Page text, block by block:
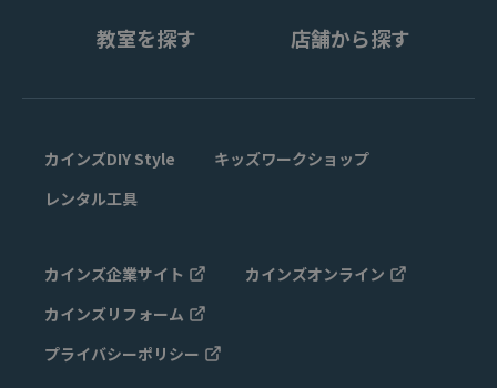
教室を探す 店舗から探す
カインズDIY Style
キッズワークショップ
レンタル工具
カインズ企業サイト
カインズオンライン
カインズリフォーム
プライバシーポリシー